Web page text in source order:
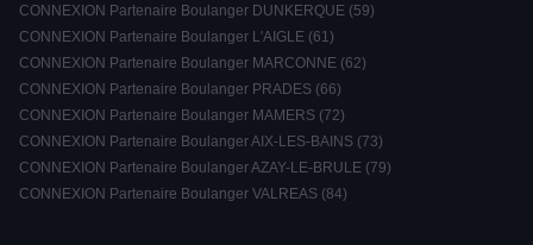
CONNEXION Partenaire Boulanger DUNKERQUE (59)
CONNEXION Partenaire Boulanger L'AIGLE (61)
CONNEXION Partenaire Boulanger MARCONNE (62)
CONNEXION Partenaire Boulanger PRADES (66)
CONNEXION Partenaire Boulanger MAMERS (72)
CONNEXION Partenaire Boulanger AIX-LES-BAINS (73)
CONNEXION Partenaire Boulanger AZAY-LE-BRULE (79)
CONNEXION Partenaire Boulanger VALREAS (84)